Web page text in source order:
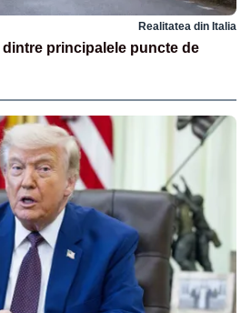
Realitatea din Italia
principalele puncte de